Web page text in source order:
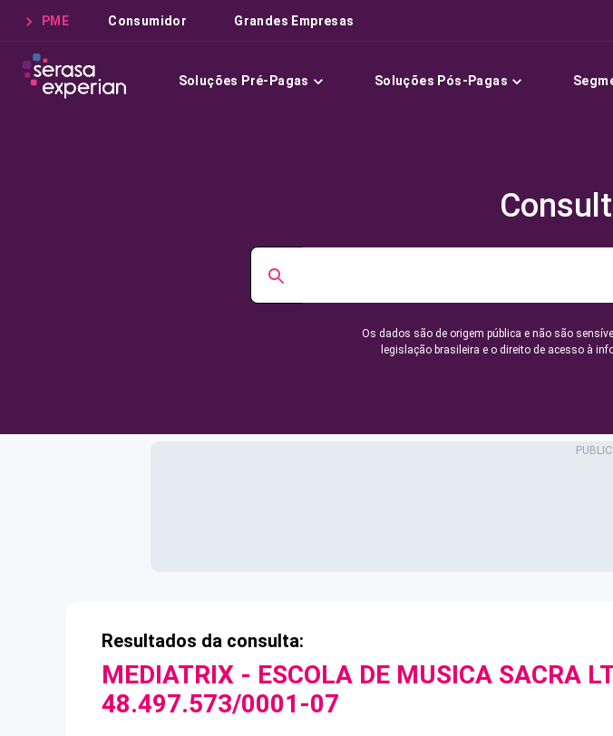
PME Consumidor Grandes Empresas
Soluções Pré-Pagas Soluções Pós-Pagas
Os dados são de origem pública e não são
legislação brasileira e o direito de acesso à
Resultados da consulta:
MEDIATRIX - ESCOLA DE MUSICA SACRA
48.497.573/0001-07